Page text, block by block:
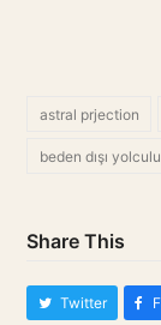
astral prjection
beden dışı
Share This
Twitter